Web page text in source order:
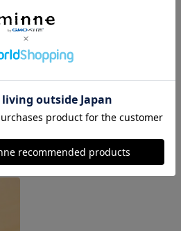
ぽってり猫（置物）
展示中